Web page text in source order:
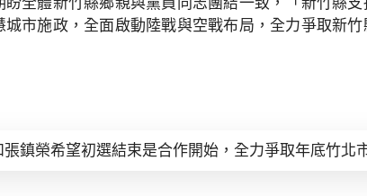
城市施政，全面啟動陸戰與空戰布局，全力爭取新
鎮榮希望初選結束是合作開始，全力爭取年底竹北